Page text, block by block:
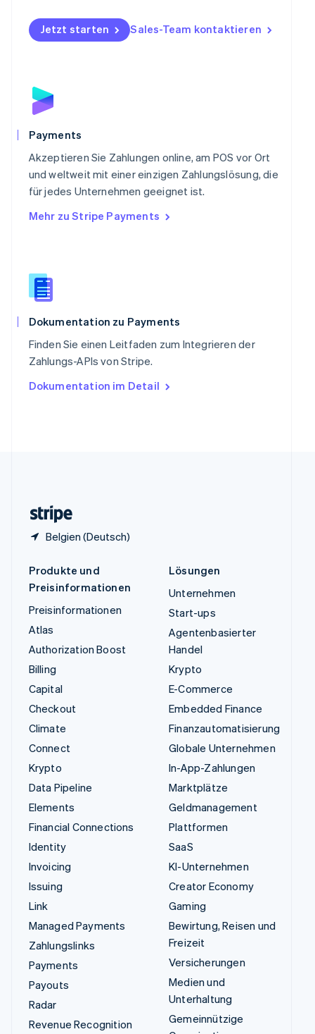
Jetzt starten Sales-Team kontaktieren
Payments
Akzeptieren Sie Zahlungen online, am POS vor Ort
und weltweit mit einer einzigen Zahlungslösung, die
für jedes Unternehmen geeignet ist.
Mehr zu Stripe Payments
Dokumentation zu Payments
Finden Sie einen Leitfaden zum Integrieren der
Zahlungs-APIs von Stripe.
Dokumentation im Detail
Belgien (Deutsch)
Polen
English
Portugal
Schweden
Deutsch
Singapur
English 简体中文
Slowakei
English
Slowenien
English
Spanien
Español
Thailand
Tschechische Republik
English
English
Produkte und
Preisinformationen
Preisinformationen
Atlas
Authorization Boost
Billing
Capital
Checkout
Climate
Connect
Krypto
Data Pipeline
Elements
Financial Connections
Identity
Invoicing
Issuing
Link
Managed Payments
Zahlungslinks
Payments
Payouts
Radar
Revenue Recognition
Lösungen
Unternehmen
Start-ups
Agentenbasierter
Handel
Krypto
E-Commerce
Embedded Finance
Finanzautomatisierung
Globale Unternehmen
In-App-Zahlungen
Marktplätze
Geldmanagement
Plattformen
SaaS
KI-Unternehmen
Creator Economy
Gaming
Bewirtung, Reisen und
Freizeit
Versicherungen
Medien und
Unterhaltung
Gemeinnützige